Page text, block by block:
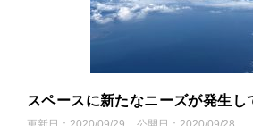
スペースに新たなニーズが発生し